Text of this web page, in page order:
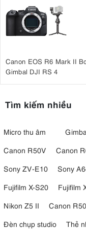
Canon EOS R6 Mark II
Gimbal DJI RS 4
Tìm kiếm nhiều
Micro thu âm
Canon R50V
Canon
Sony ZV-E10
Sony
Fujifilm X-S20
Fujifilm
Nikon Z5 II
Canon R50
Đèn chụp studio
Thẻ